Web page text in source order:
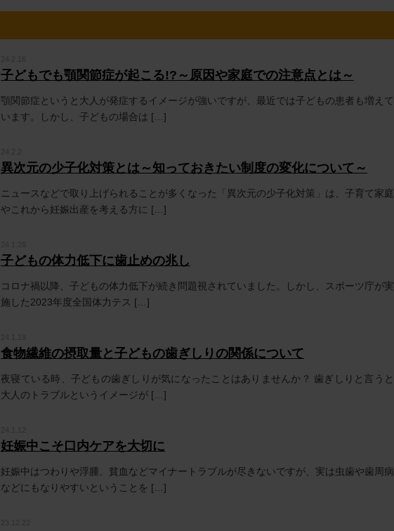
子どもでも顎関節症が起こる!?～原因や家庭での注意点とは～
顎関節症というと大人が発症するイメージが強いですが、最近では子どもの患者も増えて
います。しかし、子どもの場合は […]
異次元の少子化対策とは～知っておきたい制度の変化について～
ニュースなどで取り上げられることが多くなった「異次元の少子化対策」は、子育て家庭
やこれから妊娠出産を考える方に […]
子どもの体力低下に歯止めの兆し
コロナ禍以降、子どもの体力低下が続き問題視されていました。しかし、スポーツ庁が実
施した2023年度全国体力テス […]
食物繊維の摂取量と子どもの歯ぎしりの関係について
夜寝ている時、子どもの歯ぎしりが気になったことはありませんか？ 歯ぎしりと言うと
大人のトラブルというイメージが […]
妊娠中こそ口内ケアを大切に
妊娠中はつわりや浮腫、貧血などマイナートラブルが尽きないですが、実は虫歯や歯周病
などにもなりやすいということを […]